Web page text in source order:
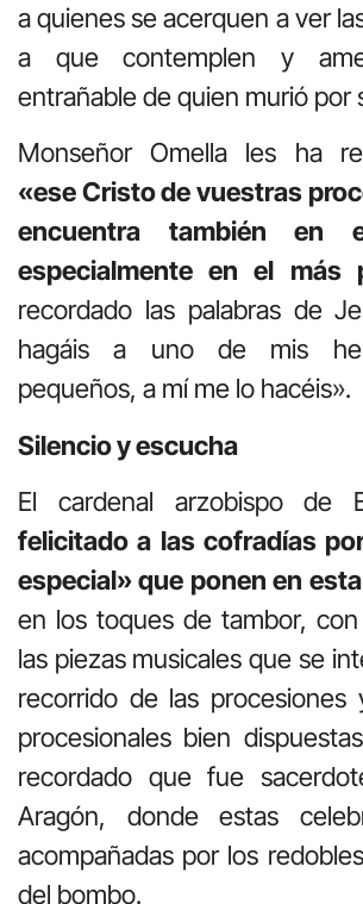
a quienes se acerquen a ver
a que contemplen y
entrañable de quien murió por
Monseñor Omella les ha
«ese Cristo de vuestras
encuentra también en
especialmente en el más
recordado las palabras de
hagáis a uno de mis
pequeños, a mí me lo hacéis».
Silencio y escucha
El cardenal arzobispo de
felicitado a las cofradías
especial» que ponen en
en los toques de tambor,
las piezas musicales que se
recorrido de las procesiones
procesionales bien
recordado que fue
Aragón, donde estas
acompañadas por los
del bombo.